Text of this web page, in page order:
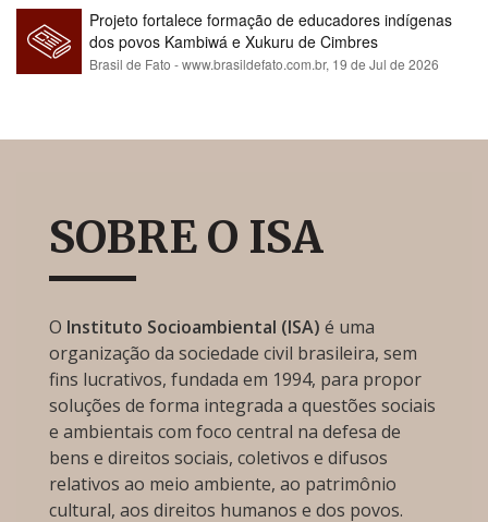
Projeto fortalece formação de educadores indígenas
dos povos Kambiwá e Xukuru de Cimbres
Brasil de Fato - www.brasildefato.com.br, 19 de Jul de 2026
SOBRE O ISA
O Instituto Socioambiental (ISA) é uma
organização da sociedade civil brasileira, sem
fins lucrativos, fundada em 1994, para propor
soluções de forma integrada a questões sociais
e ambientais com foco central na defesa de
bens e direitos sociais, coletivos e difusos
relativos ao meio ambiente, ao patrimônio
cultural, aos direitos humanos e dos povos.